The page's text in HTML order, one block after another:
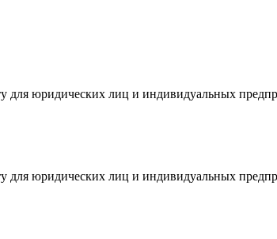
для юридических лиц и индивидуальных
для юридических лиц и индивидуальных